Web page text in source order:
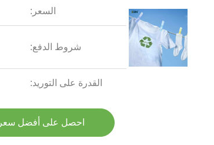
السعر:
شروط الدفع:
القدرة على التوريد:
احصل على أفضل سعر